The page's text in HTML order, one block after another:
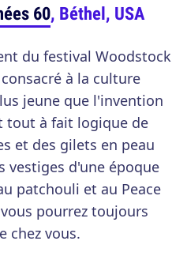
60, Béthel, USA
du festival Woodstock
à la culture
jeune que l'invention
tout à fait logique de
et des gilets en peau
vestiges d'une époque
patchouli et au Peace
pourrez toujours
chez vous.